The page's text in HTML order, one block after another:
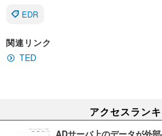
EDR
関連リンク
TED
アクセスラン
ADサーバ上のデータが外